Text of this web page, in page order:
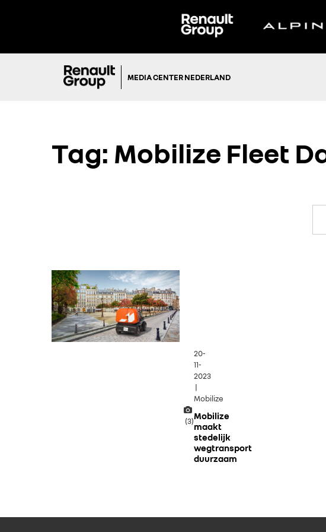
MEDIA CENTER NEDERLAND
Tag: Mobilize Fleet
20-
11-
2023
|
Mobilize
(3)
Mobilize
maakt
stedelijk
wegtransport
duurzaam